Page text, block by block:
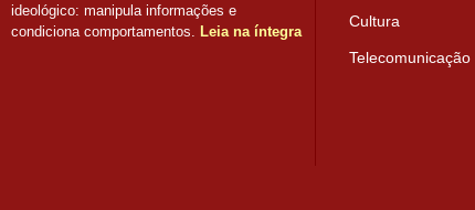
ideológico: manipula informações e
condiciona comportamentos.
Leia na íntegra
Cultura
Telecomunicação